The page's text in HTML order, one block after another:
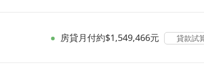
房貸月付約$1,549,466元 貸款試